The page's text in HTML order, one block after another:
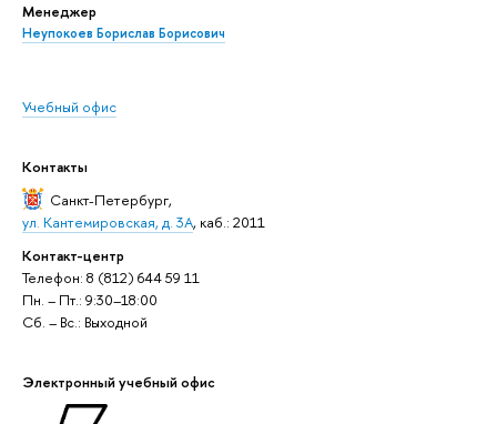
Менеджер
Неупокоев Борислав Борисович
Учебный офис
Контакты
Санкт-Петербург,
ул. Кантемировская, д. 3А, каб.: 2011
Контакт-центр
Телефон: 8 (812) 644 59 11
Пн. – Пт.: 9:30–18:00
Сб. – Вс.: Выходной
Электронный учебный офис